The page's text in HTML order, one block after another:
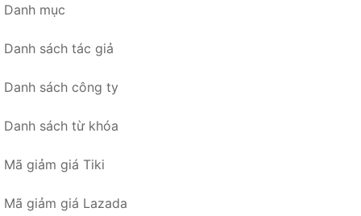
Danh mục
Danh sách tác giả
Danh sách công ty
Danh sách từ khóa
Mã giảm giá Tiki
Mã giảm giá Lazada